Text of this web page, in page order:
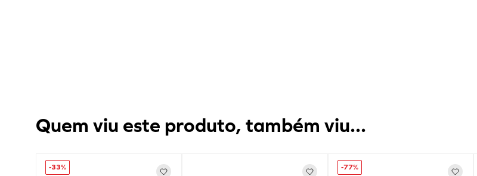
Quem viu este produto, também viu...
-33% -77%